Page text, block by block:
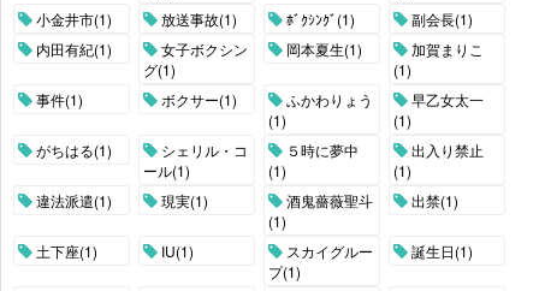
小金井市(1)
放送事故(1) ﾎﾞｸｼﾝｸﾞ(1)
副会長(1)
内田有紀(1)
女子ボクシン
グ(1)
岡本夏生(1)
加賀まりこ
(1)
事件(1)
ボクサー(1)
ふかわりょう
(1)
早乙女太一
(1)
がちはる(1)
シェリル・コ
ール(1)
５時に夢中
(1)
出入り禁止
(1)
違法派遣(1)
現実(1)
酒鬼薔薇聖斗
(1)
出禁(1)
土下座(1) IU(1)
スカイグルー
プ(1)
誕生日(1)